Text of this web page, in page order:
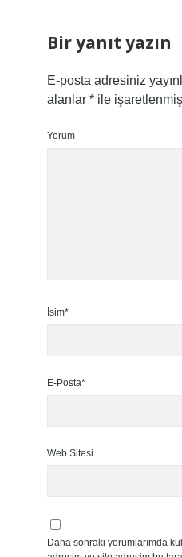
Bir yanıt yazın
E-posta adresiniz
alanlar *ile
Yorum
İsim*
E-Posta*
Web Sitesi
Daha sonraki yorumlarımda